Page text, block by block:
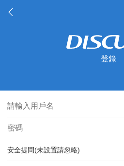
登錄
安全提問(未設置請忽略)